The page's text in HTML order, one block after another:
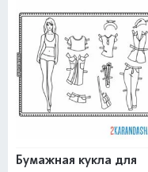
Бумажная кукла для